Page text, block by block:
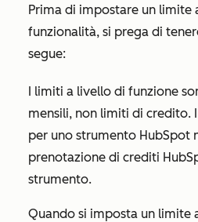
Prima di impostare un limite
funzionalità, si prega di
segue:
I limiti a livello di funzione
mensili, non limiti di credito.
per uno strumento HubSpot
prenotazione di crediti
strumento.
Quando si imposta un limite